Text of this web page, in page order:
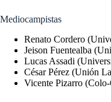
Mediocampistas
Renato Cordero
Jeison Fuentealba
Lucas Assadi
César Pérez (Unión
Vicente Pizarro